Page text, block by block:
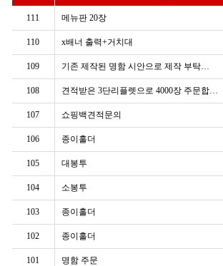
111 메뉴판 20장
110 x배너 출력+거치대
109 기존 제작된 명함 시안으로 제작 부탁…
108 견적받은 3단리플렛으로 4000장 주문합…
107 쇼핑백견적문의
106 종이홀더
105 대봉투
104 소봉투
103 종이홀더
102 종이홀더
101 명함 주문